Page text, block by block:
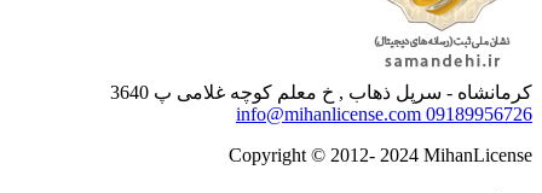
کرمانشاه - سرپل ذهاب , خ معلم کوچه غلامی پ 3640
09189956726
info@mihanlicense.com
Copyright © 2012- 2024 MihanLicense